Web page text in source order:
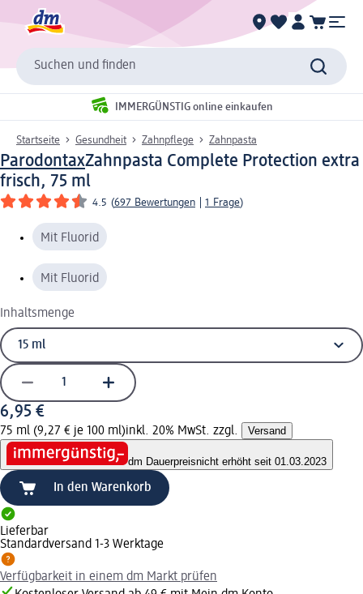
Suchen und finden
IMMERGÜNSTIG online einkaufen
Startseite Gesundheit Zahnpflege Zahnpasta
ParodontaxZahnpasta Complete Protection extra
frisch, 75 ml
4.5 (697 Bewertungen 1 Frage)
Mit Fluorid
Mit Fluorid
Inhaltsmenge
6,95 €
75 ml (9,27 € je 100 ml)inkl. 20% MwSt. zzgl. Versand
dm Dauerpreisnicht erhöht seit 01.03.2023
In den Warenkorb
Lieferbar
Standardversand 1-3 Werktage
Verfügbarkeit in einem dm Markt prüfen